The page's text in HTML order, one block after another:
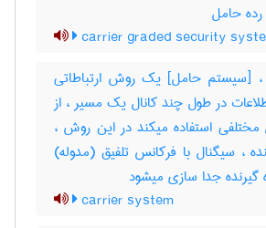
حامل
carrier graded security
[سیستم حامل] یک روش ارتباطاتی
در طول چند کانال یک مسیر ، از
مختلفی استفاده میکند در این روش ،
، سیگنال با فرکانس تلفیق (مدوله)
گیرنده جدا سازی میشود
carrier system